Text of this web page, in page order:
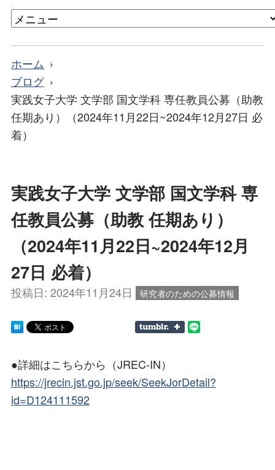
ホーム
ブログ
実践女子大学 文学部 国文学科 専任教員公募（助教
任期あり）（2024年11月22日~2024年12月27日 必
着）
実践女子大学 文学部 国文学科 専
任教員公募（助教 任期あり）
（2024年11月22日~2024年12月
27日 必着）
投稿日: 2024年11月24日 研究者のための公募情報
●詳細はこちらから（JREC-IN）
https://jrecin.jst.go.jp/seek/SeekJorDetail?
id=D124111592